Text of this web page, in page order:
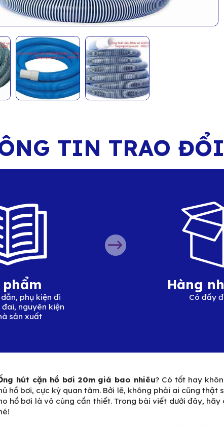
TIN TRAO
phẩm
phụ kiện đi
nguyên kiện
sản xuất
Hàng
Có đầy
hút cặn hồ bơi 20m giá bao nhiêu? Có tốt hay
hồ bơi, cực kỳ quan tâm. Bởi lẽ, không phải ai cũng thật
hồ bơi là vô cùng cần thiết. Trong bài viết dưới đây, hãy